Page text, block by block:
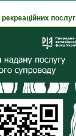
послуг